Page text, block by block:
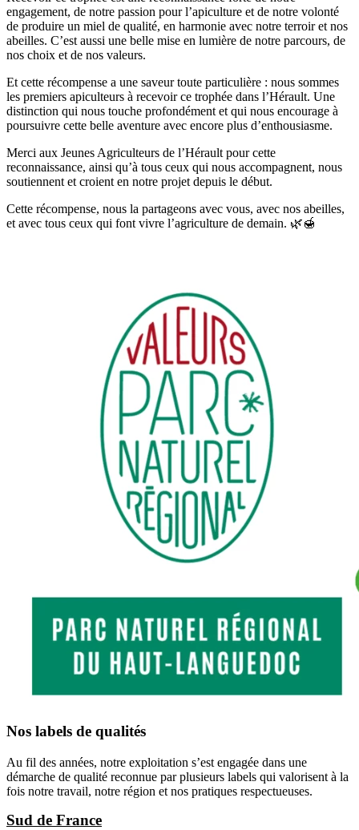
engagement, de notre passion pour l’apiculture et de notre volonté
de produire un miel de qualité, en harmonie avec notre terroir et nos
abeilles. C’est aussi une belle mise en lumière de notre parcours, de
nos choix et de nos valeurs.
Et cette récompense a une saveur toute particulière : nous sommes
les premiers apiculteurs à recevoir ce trophée dans l’Hérault. Une
distinction qui nous touche profondément et qui nous encourage à
poursuivre cette belle aventure avec encore plus d’enthousiasme.
Merci aux Jeunes Agriculteurs de l’Hérault pour cette
reconnaissance, ainsi qu’à tous ceux qui nous accompagnent, nous
soutiennent et croient en notre projet depuis le début.
Cette récompense, nous la partageons avec vous, avec nos abeilles,
et avec tous ceux qui font vivre l’agriculture de demain. 🌿🍯
Nos labels de qualités
Au fil des années, notre exploitation s’est engagée dans une
démarche de qualité reconnue par plusieurs labels qui valorisent à la
fois notre travail, notre région et nos pratiques respectueuses.
Sud de France